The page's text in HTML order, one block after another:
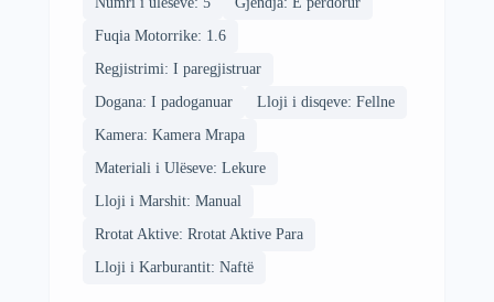
Fuqia Motorrike: 1.6
Regjistrimi: I paregjistruar
Dogana: I padoganuar
Lloji i disqeve: Fellne
Kamera: Kamera Mrapa
Materiali i Ulëseve: Lekure
Lloji i Marshit: Manual
Rrotat Aktive: Rrotat Aktive Para
Lloji i Karburantit: Naftë